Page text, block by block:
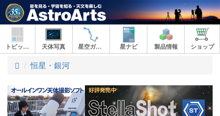
トピックス 天体写真 星空ガイド 星ナビ 製品情報 ショップ
ト
プ
恒星・銀河